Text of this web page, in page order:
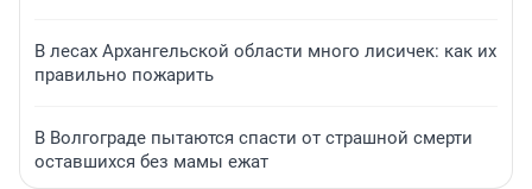
В лесах Архангельской области много лисичек: как их
правильно пожарить
В Волгограде пытаются спасти от страшной смерти
оставшихся без мамы ежат